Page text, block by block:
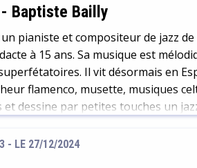
- Baptiste Bailly
pianiste et compositeur de jazz
à 15 ans. Sa musique est
Il vit désormais en
flamenco, musette, musiques
dessine par petites touches un
- LE 27/12/2024